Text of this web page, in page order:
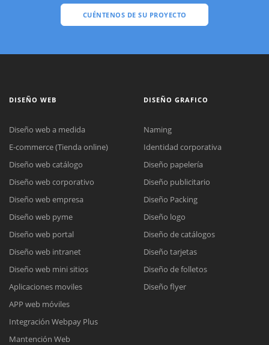
CUÉNTENOS DE SU PROYECTO
DISEÑO WEB
Diseño web a medida
E-commerce (Tienda online)
Diseño web catálogo
Diseño web corporativo
Diseño web empresa
Diseño web pyme
Diseño web portal
Diseño web intranet
Diseño web mini sitios
Aplicaciones moviles
APP web móviles
Integración Webpay Plus
Mantención Web
DISEÑO GRAFICO
Naming
Identidad corporativa
Diseño papelería
Diseño publicitario
Diseño Packing
Diseño logo
Diseño de catálogos
Diseño tarjetas
Diseño de folletos
Diseño flyer